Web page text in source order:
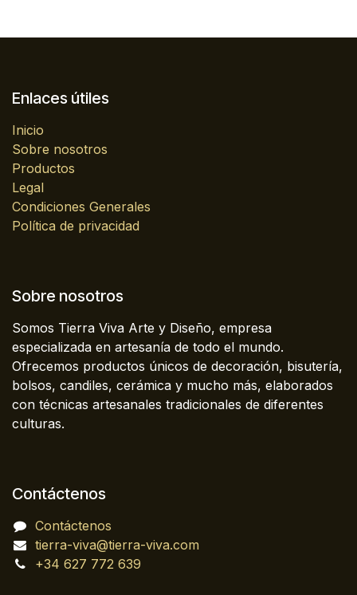
Enlaces útiles
Inicio
Sobre nosotros
Productos
Legal
Condiciones Generales
Política de privacidad
Sobre nosotros
Somos Tierra Viva Arte y Diseño, empresa
especializada en artesanía de todo el mundo.
Ofrecemos productos únicos de decoración, bisutería,
bolsos, candiles, cerámica y mucho más, elaborados
con técnicas artesanales tradicionales de diferentes
culturas.
Contáctenos
Contáctenos
tierra-viva@tierra-viva.com
+34 627 772 639